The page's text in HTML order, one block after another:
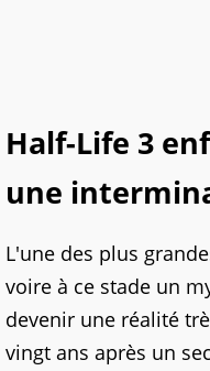
Half-Life 3
une
L'une des plus
voire à ce stade un
devenir une réalité
vingt ans après un